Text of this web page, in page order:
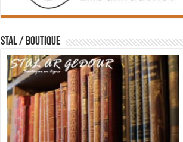
STAL / BOUTIQUE